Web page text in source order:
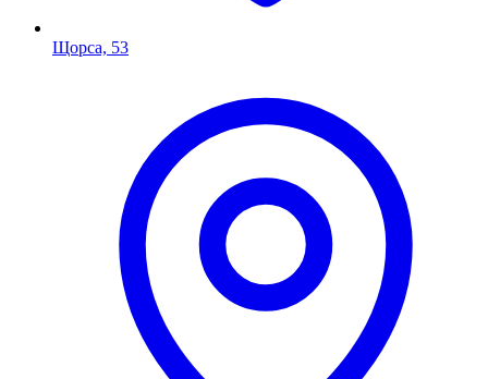
Щорса, 53